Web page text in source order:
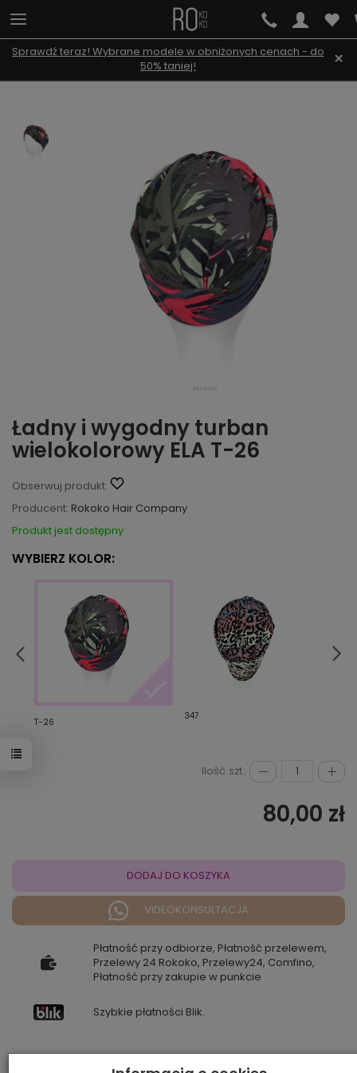
Sprawdź teraz! Wybrane modele w obniżonych cenach - do
50% taniej!
×
Ładny i wygodny turban
wielokolorowy ELA T-26
Obserwuj produkt:
Producent: Rokoko Hair Company
Produkt jest dostępny
WYBIERZ KOLOR:
T-26
347
Ilość szt.:
80,00 zł
DODAJ DO KOSZYKA
VIDEOKONSULTACJA
Płatność przy odbiorze, Płatność przelewem,
Przelewy 24 Rokoko, Przelewy24, Comfino,
Płatność przy zakupie w punkcie
Szybkie płatności Blik.